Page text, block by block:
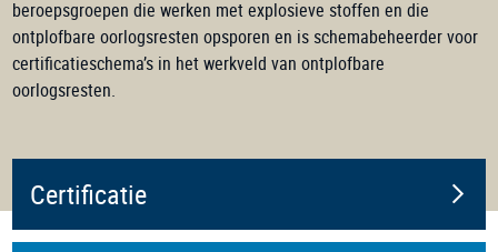
Registratie
Documenten
Nieuws
beroepsgroepen die werken met explosieve stoffen en die
ontplofbare oorlogsresten opsporen en is schemabeheerder voor
certificatieschema’s in het werkveld van ontplofbare
oorlogsresten.
Certificatie